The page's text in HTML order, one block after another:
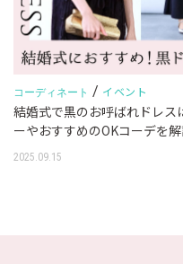
コーディネート / イベント
結婚式で黒のお呼ばれドレス
ーやおすすめのOKコーデを
2025.09.15